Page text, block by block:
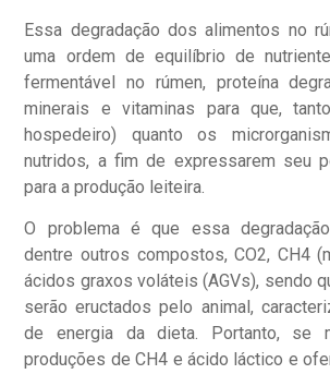
Essa degradação dos alimentos no
uma ordem de equilíbrio de
fermentável no rúmen, proteína
minerais e vitaminas para que,
hospedeiro) quanto os
nutridos, a fim de expressarem seu
para a produção leiteira.
O problema é que essa
dentre outros compostos, CO2, CH4
ácidos graxos voláteis (AGVs), sendo
serão eructados pelo animal,
de energia da dieta. Portanto, se
produções de CH4 e ácido láctico e